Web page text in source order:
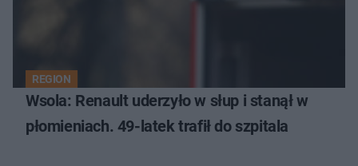
REGION
Wsola: Renault uderzyło w słup i stanął w
płomieniach. 49-latek trafił do szpitala